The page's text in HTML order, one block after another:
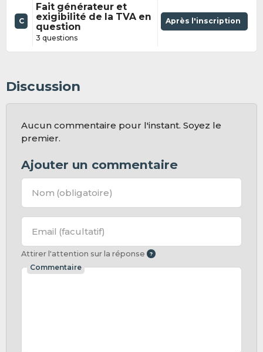
C
Fait générateur et
exigibilité de la TVA en
question
3 questions
Après l'inscription
Discussion
Aucun commentaire pour l'instant. Soyez le
premier.
Ajouter un commentaire
Nom (obligatoire)
Email (facultatif)
Attirer l'attention sur la réponse
Commentaire